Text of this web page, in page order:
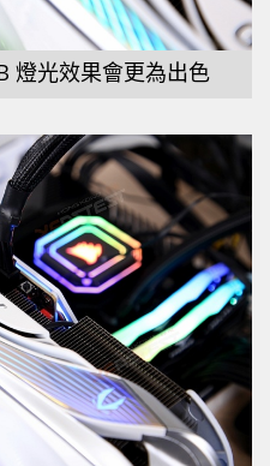
燈光效果會更為出色